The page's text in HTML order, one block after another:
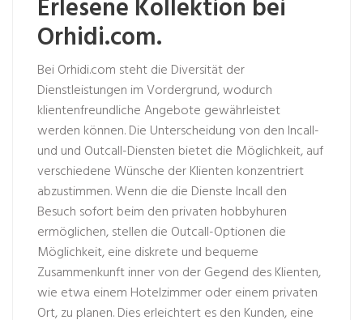
Erlesene Kollektion bei
Orhidi.com.
Bei Orhidi.com steht die Diversität der
Dienstleistungen im Vordergrund, wodurch
klientenfreundliche Angebote gewährleistet
werden können. Die Unterscheidung von den Incall-
und und Outcall-Diensten bietet die Möglichkeit, auf
verschiedene Wünsche der Klienten konzentriert
abzustimmen. Wenn die die Dienste Incall den
Besuch sofort beim den privaten hobbyhuren
ermöglichen, stellen die Outcall-Optionen die
Möglichkeit, eine diskrete und bequeme
Zusammenkunft inner von der Gegend des Klienten,
wie etwa einem Hotelzimmer oder einem privaten
Ort, zu planen. Dies erleichtert es den Kunden, eine